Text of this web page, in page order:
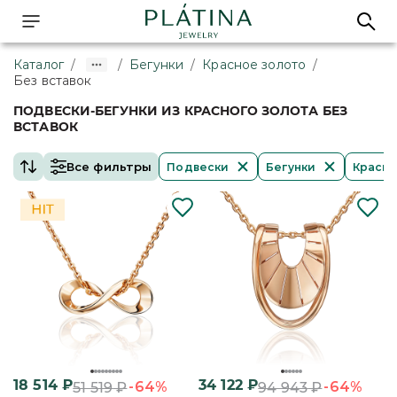
Каталог / / Бегунки / Красное золото /
Без вставок
ПОДВЕСКИ-БЕГУНКИ ИЗ КРАСНОГО ЗОЛОТА БЕЗ
ВСТАВОК
Все фильтры Подвески Бегунки
18 514₽51 519₽-64% 34 122₽94 943₽-64%